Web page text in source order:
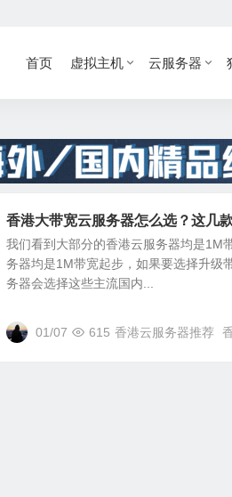
首页 虚拟主机 云服务器
香港大带宽云服务器怎么选？这几
我们看到大部分的香港云服务器均是1M
务器均是1M带宽起步，如果要选择升级
务器会选择这些主流国内...
01/07 615 香港云服务器推荐